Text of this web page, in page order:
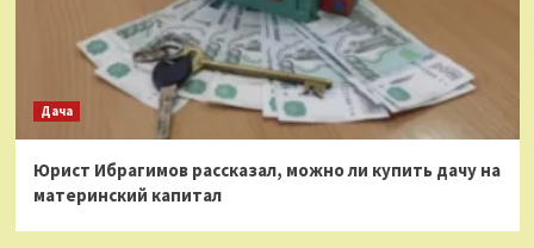
Дача
Юрист Ибрагимов рассказал, можно ли купить дачу на
материнский капитал